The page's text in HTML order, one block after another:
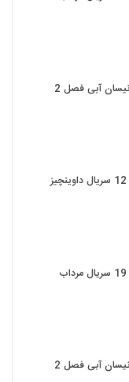
دانلود سریال نیسان آبی فصل 2
دانلود سریال نیسان آبی فصل 2